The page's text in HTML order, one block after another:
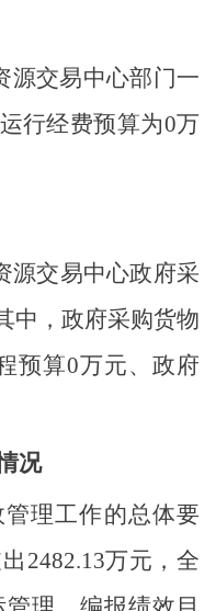
源交易中心部门一
行经费预算为0万
源交易中心政府采
中，政府采购货物
预算0万元、政府
况
理工作的总体要
2482.13万元，全